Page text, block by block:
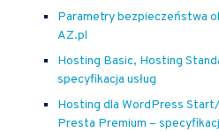
Parametry bezpieczeństwa
AZ.pl
Hosting Basic, Hosting
specyfikacja usług
Hosting dla WordPress
Presta Premium –